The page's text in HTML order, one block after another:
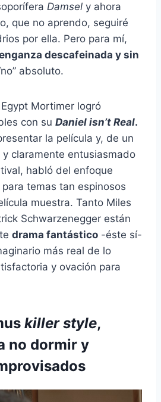
Damsel y ahora
que no aprendo, seguiré
por ella. Pero para mí,
descafeinada y sin
absoluto.
Mortimer logró
con su Daniel isn’t Real.
la película y, de un
claramente entusiasmado
habló del enfoque
temas tan espinosos
muestra. Tanto Miles
Schwarzenegger están
drama fantástico -éste sí-
más real de lo
y ovación para
killer style,
no dormir y